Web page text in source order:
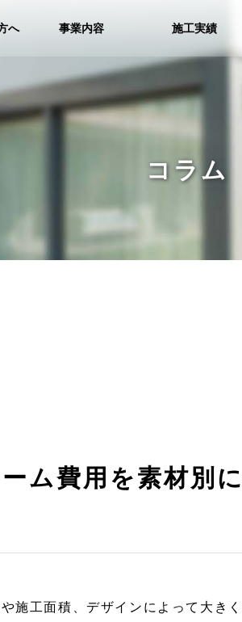
へ 事業内容 施工実績
コラム
ム費用を素材別
施工面積、デザインによって大き